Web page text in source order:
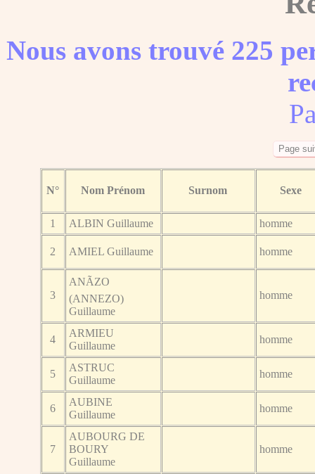
Nous avons trouvé 225
N° Nom Prénom Surnom Sexe
1 ALBIN Guillaume homme
2 AMIEL Guillaume homme
3
ANÃZO
(ANNEZO)
Guillaume
homme
4
ARMIEU
Guillaume
homme
5
ASTRUC
Guillaume
homme
6
AUBINE
Guillaume
homme
7
AUBOURG DE
BOURY
Guillaume
homme